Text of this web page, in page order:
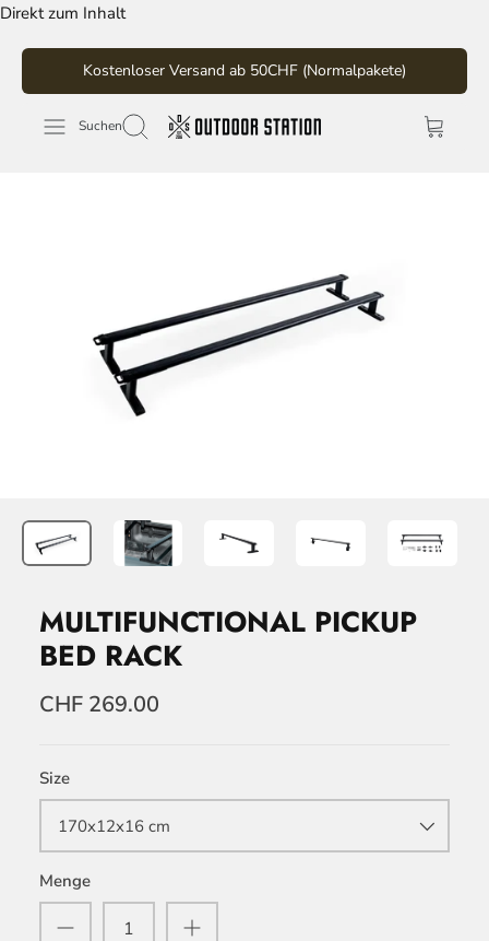
Direkt zum Inhalt
Kostenloser Versand ab 50CHF (Normalpakete)
Suchen
MULTIFUNCTIONAL PICKUP
BED RACK
CHF 269.00
Size
170x12x16 cm
Menge